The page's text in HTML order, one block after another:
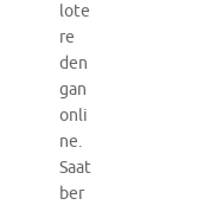
lote
re
den
gan
onli
ne.
Saat
ber